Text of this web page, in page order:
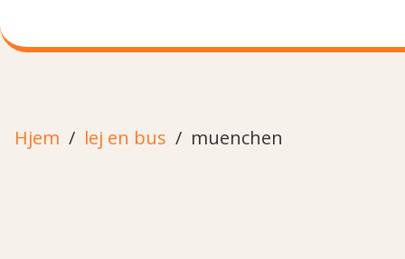
Hjem lej en bus muenchen